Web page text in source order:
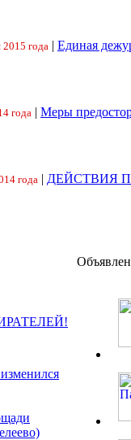
2015 года | Единая
года | Меры
года | ДЕЙСТВИЯ